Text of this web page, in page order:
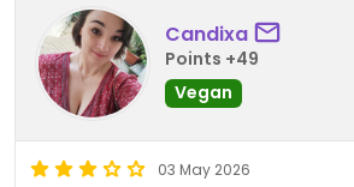
Candixa
Points +49
Vegan
03 May 2026